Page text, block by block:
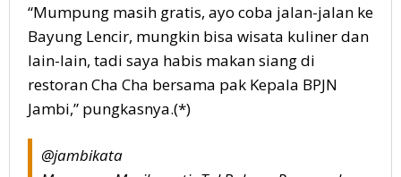
“Mumpung masih gratis, ayo coba jalan-jalan ke
Bayung Lencir, mungkin bisa wisata kuliner dan
lain-lain, tadi saya habis makan siang di
restoran Cha Cha bersama pak Kepala BPJN
Jambi,” pungkasnya.(*)
@jambikata